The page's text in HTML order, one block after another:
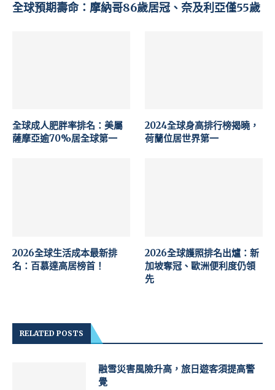
全球預期壽命：摩納哥86歲居冠、奈及利亞僅55歲
全球成人肥胖率排名：美屬
薩摩亞逾70%居全球第一
2024全球身高排行榜揭曉，
荷蘭位居世界第一
2026全球生活成本最新排
名：百慕達高居榜首！
2026全球護照排名出爐：新
加坡奪冠、歐洲便利度仍領
先
RELATED POSTS
融雪災害風險升高，旅日遊客須提高警
覺